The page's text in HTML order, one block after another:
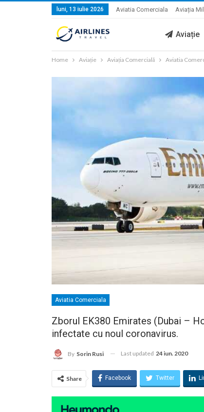
luni, 13 iulie 2026 Aviatia Comerciala Aviația
Aviație
Home Aviație Aviația Comercială Aviatia
Aviatia Comerciala
Zborul EK380 Emirates (Dubai –
infectate cu noul coronavirus.
By Sorin Rusi Last updated 24 iun. 2020
Share Facebook Twitter